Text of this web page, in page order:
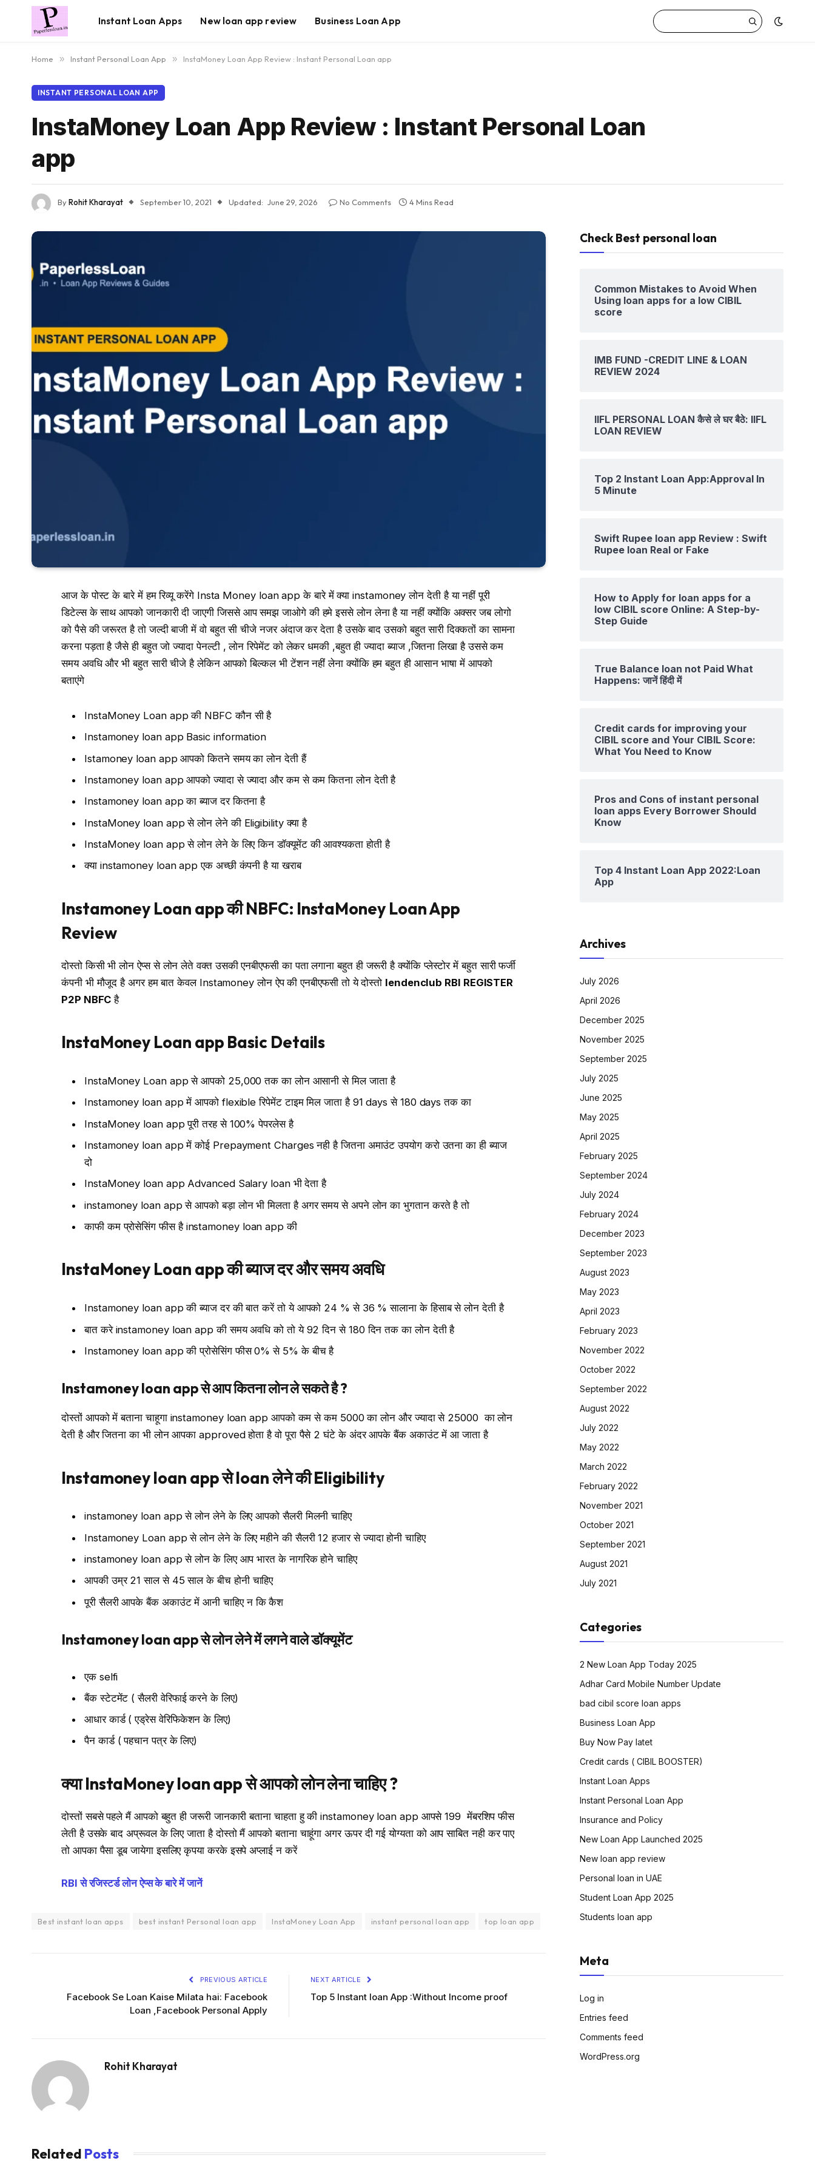
Instant Loan Apps New loan app review Business Loan App
Home » Instant Personal Loan App » InstaMoney Loan App Review : Instant Personal Loan app
INSTANT PERSONAL LOAN APP
InstaMoney Loan App Review : Instant Personal Loan
app
ByRohit Kharayat September 10, 2021 Updated: June 29, 2026 No Comments 4 Mins Read
आज के पोस्ट के बारे में हम रिव्यू करेंगे Insta Money loan app के बारे में क्या instamoney लोन देती है या नहीं पूरी
डिटेल्स के साथ आपको जानकारी दी जाएगी जिससे आप समझ जाओगे की हमे इससे लोन लेना है या नहीं क्योंकि अक्सर जब लोगो
को पैसे की जरूरत है तो जल्दी बाजी में वो बहुत सी चीजे नजर अंदाज कर देता है उसके बाद उसको बहुत सारी दिक्कतों का सामना
करना पड़ता है जैसे ही बहुत जो ज्यादा पेनल्टी , लोन रिपेमेंट को लेकर धमकी ,बहुत ही ज्यादा ब्याज ,जितना लिखा है उससे कम
समय अवधि और भी बहुत सारी चीजे है लेकिन आपको बिल्कल भी टेंशन नहीं लेना क्योंकि हम बहुत ही आसान भाषा में आपको
बताएंगे
InstaMoney Loan app की NBFC कौन सी है
Instamoney loan app Basic information
Istamoney loan app आपको कितने समय का लोन देती हैं
Instamoney loan app आपको ज्यादा से ज्यादा और कम से कम कितना लोन देती है
Instamoney loan app का ब्याज दर कितना है
InstaMoney loan app से लोन लेने की Eligibility क्या है
InstaMoney loan app से लोन लेने के लिए किन डॉक्यूमेंट की आवश्यकता होती है
क्या instamoney loan app एक अच्छी कंपनी है या खराब
Instamoney Loan app की NBFC: InstaMoney Loan App
Review
दोस्तो किसी भी लोन ऐप्स से लोन लेते वक्त उसकी एनबीएफसी का पता लगाना बहुत ही जरूरी है क्योंकि प्लेस्टोर में बहुत सारी फर्जी
कंपनी भी मौजूद है अगर हम बात केवल Instamoney लोन ऐप की एनबीएफसी तो ये दोस्तो lendenclub RBI REGISTER
P2P NBFC है
InstaMoney Loan app Basic Details
InstaMoney Loan app से आपको 25,000₹ तक का लोन आसानी से मिल जाता है
Instamoney loan app में आपको flexible रिपेमेंट टाइम मिल जाता है 91 days से 180 days तक का
InstaMoney loan app पूरी तरह से 100% पेपरलेस है
Instamoney loan app में कोई Prepayment Charges नही है जितना अमाउंट उपयोग करो उतना का ही ब्याज
दो
InstaMoney loan app Advanced Salary loan भी देता है
instamoney loan app से आपको बड़ा लोन भी मिलता है अगर समय से अपने लोन का भुगतान करते है तो
काफी कम प्रोसेसिंग फीस है instamoney loan app की
InstaMoney Loan app की ब्याज दर और समय अवधि
Instamoney loan app की ब्याज दर की बात करें तो ये आपको 24 % से 36 % सालाना के हिसाब से लोन देती है
बात करे instamoney loan app की समय अवधि को तो ये 92 दिन से 180 दिन तक का लोन देती है
Instamoney loan app की प्रोसेसिंग फीस 0% से 5% के बीच है
Instamoney loan app से आप कितना लोन ले सकते है ?
दोस्तों आपको में बताना चाहूगा instamoney loan app आपको कम से कम 5000₹ का लोन और ज्यादा से 25000 ₹ का लोन
देती है और जितना का भी लोन आपका approved होता है वो पूरा पैसे 2 घंटे के अंदर आपके बैंक अकाउंट में आ जाता है
Instamoney loan app से loan लेने की Eligibility
instamoney loan app से लोन लेने के लिए आपको सैलरी मिलनी चाहिए
Instamoney Loan app से लोन लेने के लिए महीने की सैलरी 12 हजार से ज्यादा होनी चाहिए
instamoney loan app से लोन के लिए आप भारत के नागरिक होने चाहिए
आपकी उम्र 21 साल से 45 साल के बीच होनी चाहिए
पूरी सैलरी आपके बैंक अकाउंट में आनी चाहिए न कि कैश
Instamoney loan app से लोन लेने में लगने वाले डॉक्यूमेंट
एक selfi
बैंक स्टेटमेंट ( सैलरी वेरिफाई करने के लिए)
आधार कार्ड ( एड्रेस वेरिफिकेशन के लिए)
पैन कार्ड ( पहचान पत्र के लिए)
क्या InstaMoney loan app से आपको लोन लेना चाहिए ?
दोस्तों सबसे पहले मैं आपको बहुत ही जरूरी जानकारी बताना चाहता हु की instamoney loan app आपसे 199 ₹ मेंबरशिप फीस
लेती है उसके बाद अप्रूवल के लिए जाता है दोस्तो मैं आपको बताना चाहूंगा अगर ऊपर दी गई योग्यता को आप साबित नही कर पाए
तो आपका पैसा डूब जायेगा इसलिए कृपया करके इसपे अप्लाई न करें
RBI से रजिस्टर्ड लोन ऐप्स के बारे में जानें
Best instant loan apps best instant Personal loan app InstaMoney Loan App instant personal loan app top loan app
PREVIOUS ARTICLE
Facebook Se Loan Kaise Milata hai: Facebook
Loan ,Facebook Personal Apply
NEXT ARTICLE
Top 5 Instant loan App :Without Income proof
Rohit Kharayat
Related Posts
Check Best personal loan
Common Mistakes to Avoid When
Using loan apps for a low CIBIL
score
IMB FUND -CREDIT LINE & LOAN
REVIEW 2024
IIFL PERSONAL LOAN कैसे ले घर बैठे: IIFL
LOAN REVIEW
Top 2 Instant Loan App:Approval In
5 Minute
Swift Rupee loan app Review : Swift
Rupee loan Real or Fake
How to Apply for loan apps for a
low CIBIL score Online: A Step-by-
Step Guide
True Balance loan not Paid What
Happens: जानें हिंदी में
Credit cards for improving your
CIBIL score and Your CIBIL Score:
What You Need to Know
Pros and Cons of instant personal
loan apps Every Borrower Should
Know
Top 4 Instant Loan App 2022:Loan
App
Archives
July 2026
April 2026
December 2025
November 2025
September 2025
July 2025
June 2025
May 2025
April 2025
February 2025
September 2024
July 2024
February 2024
December 2023
September 2023
August 2023
May 2023
April 2023
February 2023
November 2022
October 2022
September 2022
August 2022
July 2022
May 2022
March 2022
February 2022
November 2021
October 2021
September 2021
August 2021
July 2021
Categories
2 New Loan App Today 2025
Adhar Card Mobile Number Update
bad cibil score loan apps
Business Loan App
Buy Now Pay latet
Credit cards ( CIBIL BOOSTER)
Instant Loan Apps
Instant Personal Loan App
Insurance and Policy
New Loan App Launched 2025
New loan app review
Personal loan in UAE
Student Loan App 2025
Students loan app
Meta
Log in
Entries feed
Comments feed
WordPress.org